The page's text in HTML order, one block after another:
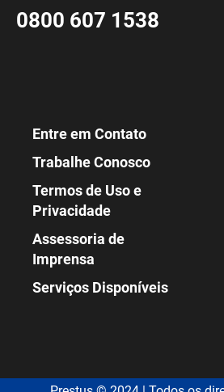
0800 607 1538
Entre em Contato
Trabalhe Conosco
Termos de Uso e
Privacidade
Assessoria de
Imprensa
Serviços Disponíveis